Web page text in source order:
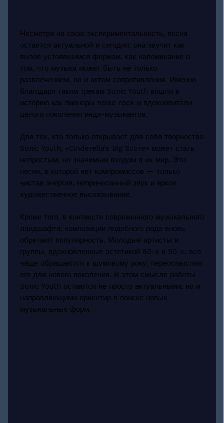
Несмотря на свою экспериментальность, песня
остается актуальной и сегодня: она звучит как
вызов устоявшимся формам, как напоминание о
том, что музыка может быть не только
развлечением, но и актом сопротивления. Именно
благодаря таким трекам Sonic Youth вошли в
историю как пионеры noise rock и вдохновители
целого поколения инди-музыкантов.
Для тех, кто только открывает для себя творчество
Sonic Youth, «Cinderella's Big Score» может стать
непростым, но значимым входом в их мир. Это
песня, в которой нет компромиссов — только
чистая энергия, непричесанный звук и яркое
художественное высказывание.
Кроме того, в контексте современного музыкального
ландшафта, композиции подобного рода вновь
обретают популярность. Молодые артисты и
группы, вдохновленные эстетикой 80-х и 90-х, все
чаще обращаются к шумовому року, переосмысляя
его для нового поколения. В этом смысле работы
Sonic Youth остаются не просто актуальными, но и
направляющими ориентир в поиске новых
музыкальных форм.